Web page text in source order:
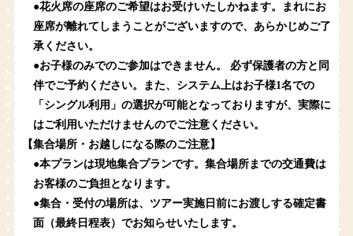
●花火席の座席のご希望はお受けいたしかねます。まれにお
座席が離れてしまうことがございますので、あらかじめご了
承ください。
●お子様のみでのご参加はできません。 必ず保護者の方と同
伴でご予約ください。また、システム上はお子様1名での
「シングル利用」の選択が可能となっておりますが、実際に
はご利用いただけませんのでご注意ください。
【集合場所・お越しになる際のご注意】
●本プランは現地集合プランです。集合場所までの交通費は
お客様のご負担となります。
●集合・受付の場所は、ツアー実施日前にお渡しする確定書
面（最終日程表）でお知らせいたします。